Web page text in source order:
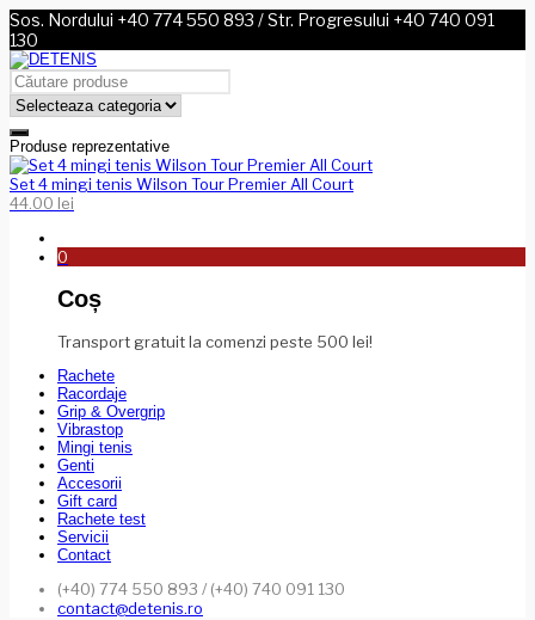
Sos. Nordului +40 774 550 893 / Str. Progresului +40 740 091
130
Produse reprezentative
Set 4 mingi tenis Wilson Tour Premier All Court
44.00 lei
0
Coș
Transport gratuit la comenzi peste 500 lei!
Rachete
Racordaje
Grip & Overgrip
Vibrastop
Mingi tenis
Genti
Accesorii
Gift card
Rachete test
Servicii
Contact
(+40) 774 550 893 / (+40) 740 091 130
contact@detenis.ro